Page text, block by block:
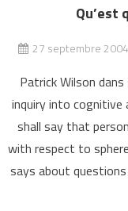
Qu’est
27 septembre 2004
Patrick Wilson
inquiry into
shall say that
with respect to
says about